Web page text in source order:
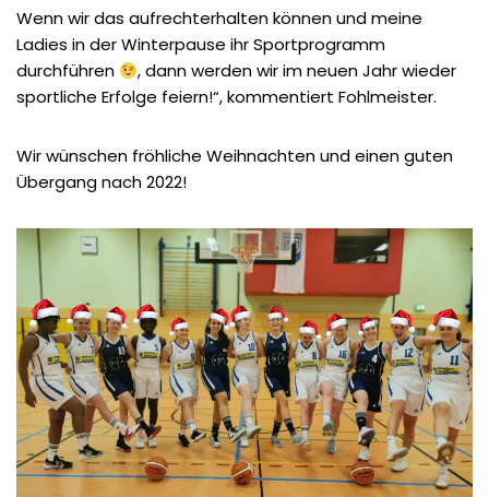
Wenn wir das aufrechterhalten können und meine
Ladies in der Winterpause ihr Sportprogramm
durchführen
, dann werden wir im neuen Jahr wieder
sportliche Erfolge feiern!“, kommentiert Fohlmeister.
Wir wünschen fröhliche Weihnachten und einen guten
Übergang nach 2022!